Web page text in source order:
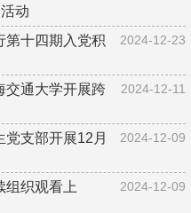
动
第十四期入党积
2024-12-23
交通大学开展跨
2024-12-11
支部开展12月
2024-12-09
组织观看上
2024-12-09